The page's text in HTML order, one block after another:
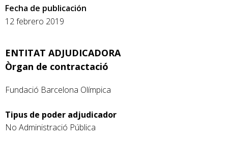
Fecha de publicación
12 febrero 2019
ENTITAT ADJUDICADORA
Òrgan de contractació
Fundació Barcelona Olímpica
Tipus de poder adjudicador
No Administració Pública